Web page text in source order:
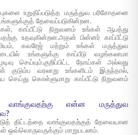
உறுதிப்படுத்த மருத்துவ பரிசோதனை
தேவைப்படுகின்றன.
காப்பீட்டு நிறுவனம் உங்கள் ஆபத்து
உதவுகின்றன.அதன் பின்னர் காப்பீட்டு
கவரேஜ் மற்றும் உங்கள் மருத்துவ
உங்களுக்கு காப்பீடு வழங்கலாமா
செய்யும்.குறிப்பிட்ட நோய்கள் அல்லது
குடும்ப வரலாறு உங்களிடம் இருந்தால்,
செய்து கொள்ளுமாறு காப்பீட்டு நிறுவனம்
என்ன மருத்துவ
திட்டத்தை வாங்குவதற்குத் தேவையான
ஒவ்வொருவருக்கும் மாறுபடலாம்.